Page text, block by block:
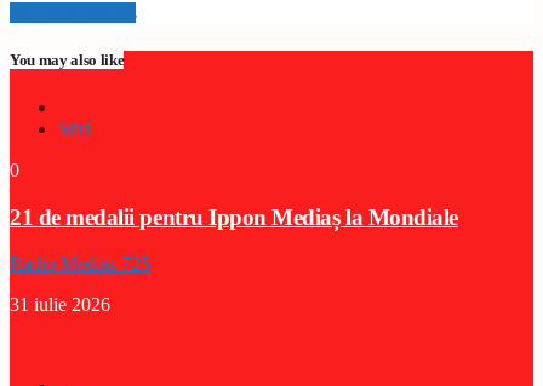
Info and episodes
You may also like
Stiri
0
21 de medalii pentru Ippon Mediaș la Mondiale
Radio Medias 725
31 iulie 2026